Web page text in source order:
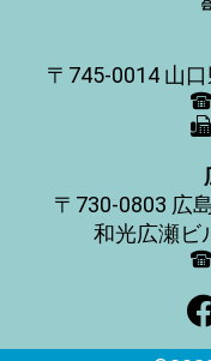
745-0014 山
730-0803 広
和光広瀬ビ